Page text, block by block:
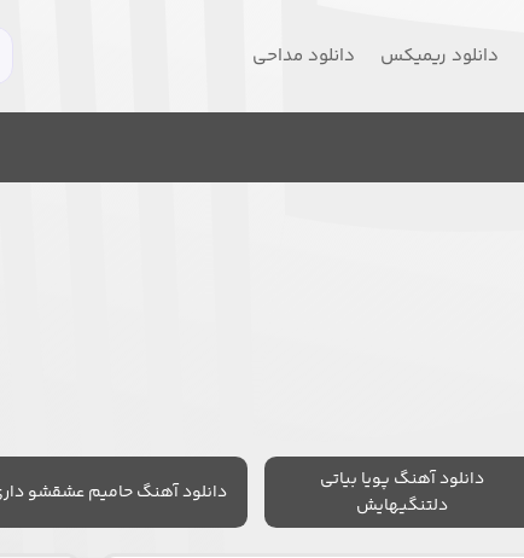
دانلود ریمیکس دانلود مداحی
دانلود آهنگ پویا بیاتی
دلتنگیهایش
دانلود آهنگ حامیم عشقشو